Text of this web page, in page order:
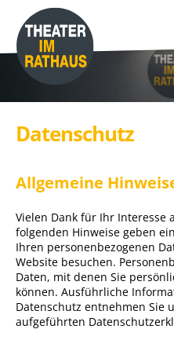
Datenschutz
Allgemeine
Vielen Dank für Ihr
folgenden Hinweise geben
Ihren personenbezogenen
Website besuchen.
Daten, mit denen Sie
können. Ausführliche
Datenschutz entnehmen Sie
aufgeführten